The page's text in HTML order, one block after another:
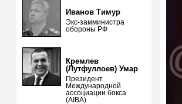
Иванов Тимур
Экс-замминистра
обороны РФ
Кремлев
(Лутфуллоев) Умар
Президент
Международной
ассоциации бокса
(AIBA)